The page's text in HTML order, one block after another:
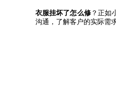
衣服挂坏了怎么修？正如
沟通，了解客户的实际需